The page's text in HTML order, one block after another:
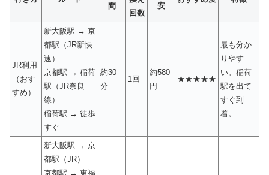
間
回数
安
JR利用
（おす
すめ）
新大阪駅 → 京
都駅（JR新快
速）
京都駅 → 稲荷
駅（JR奈良
線）
稲荷駅 → 徒歩
すぐ
約30
分
1回
約580
円
★★★★★
最も分か
りやす
い。稲荷
駅を出て
すぐ到
着。
新大阪駅 → 京
都駅（JR）
京都駅 → 東福